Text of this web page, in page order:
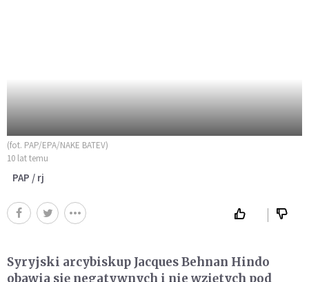
(fot. PAP/EPA/NAKE BATEV)
10 lat temu
PAP / rj
Syryjski arcybiskup Jacques Behnan Hindo
obawia się negatywnych i nie wziętych pod